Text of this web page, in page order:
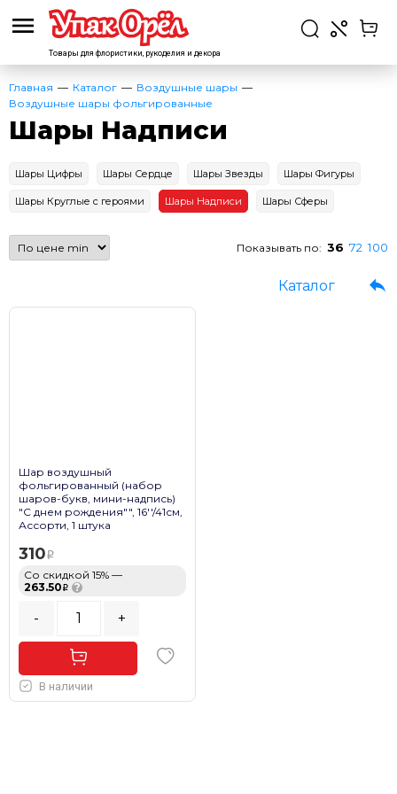
Товары для флористики, рукоделия и декора
Главная Каталог
Воздушные шары
Воздушные шары фольгированные
Шары Надписи
Шары Цифры Шары Сердце Шары Звезды Шары Фигуры
Шары Круглые с героями Шары Надписи Шары Сферы
Показывать по: 36 72 100
Каталог
Шар воздушный
фольгированный (набор
шаров-букв, мини-надпись)
"С днем рождения"", 16''/41см,
Ассорти, 1 штука
310
Со скидкой 15% —
263.50
?
- +
В наличии